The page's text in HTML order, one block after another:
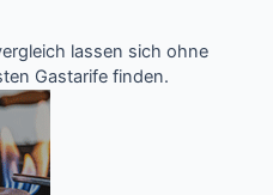
lassen sich ohne
Gastarife finden.